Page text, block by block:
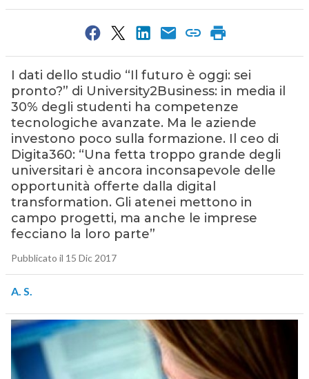
I dati dello studio “Il futuro è oggi: sei
pronto?” di University2Business: in media il
30% degli studenti ha competenze
tecnologiche avanzate. Ma le aziende
investono poco sulla formazione. Il ceo di
Digita360: “Una fetta troppo grande degli
universitari è ancora inconsapevole delle
opportunità offerte dalla digital
transformation. Gli atenei mettono in
campo progetti, ma anche le imprese
fecciano la loro parte”
Pubblicato il 15 Dic 2017
A. S.